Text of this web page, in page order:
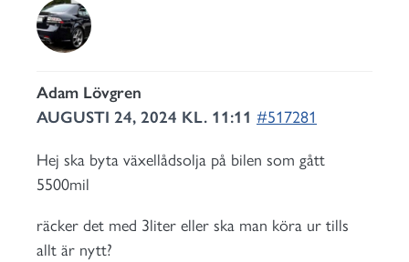
Adam Lövgren
AUGUSTI 24, 2024 KL. 11:11 #517281
Hej ska byta växellådsolja på bilen som gått
5500mil
räcker det med 3liter eller ska man köra ur tills
allt är nytt?